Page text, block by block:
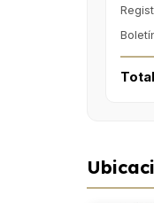
Total